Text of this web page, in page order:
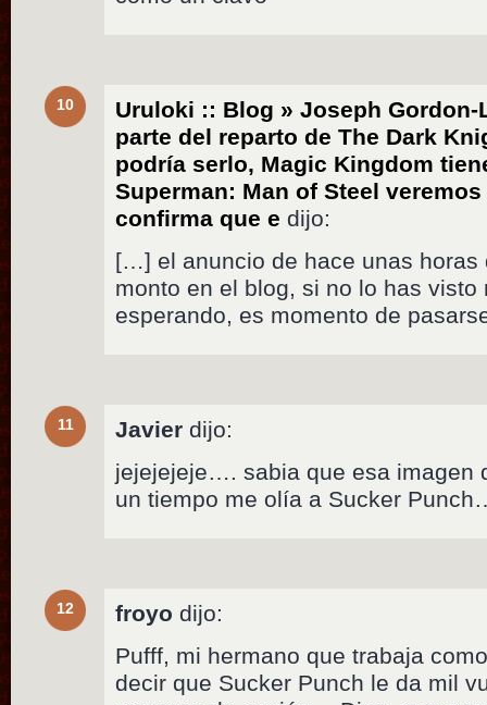
10
Uruloki :: Blog » Joseph
parte del reparto de The Dark
podría serlo, Magic Kingdom
Superman: Man of Steel
confirma que e dijo:
[…] el anuncio de hace unas horas
monto en el blog, si no lo has visto
esperando, es momento de
11 Javier dijo:
jejejejeje…. sabia que esa imagen
un tiempo me olía a Sucker
12 froyo dijo:
Pufff, mi hermano que trabaja
decir que Sucker Punch le da mil